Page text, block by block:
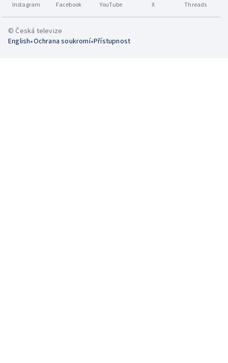
Instagram Facebook YouTube X Threads
© Česká televize
English•Ochrana soukromí•Přístupnost